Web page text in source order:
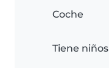
Coche
Tiene niños